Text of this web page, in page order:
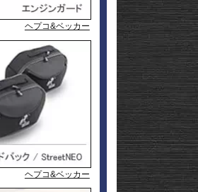
GILLES / ギルズ
ヘプコ&ベッカー
P&A International
P&A International
ヘプコ&ベッカー
ヘプコ&ベッカー
ヘプコ&ベッカー